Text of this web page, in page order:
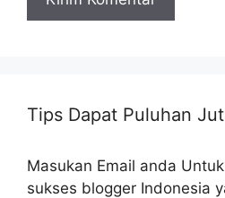
Tips Dapat Puluhan
Masukan Email anda
sukses blogger Indonesia